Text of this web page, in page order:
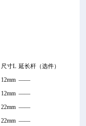
尺寸L 延长杆（选件）
12mm ——
12mm ——
22mm ——
22mm ——